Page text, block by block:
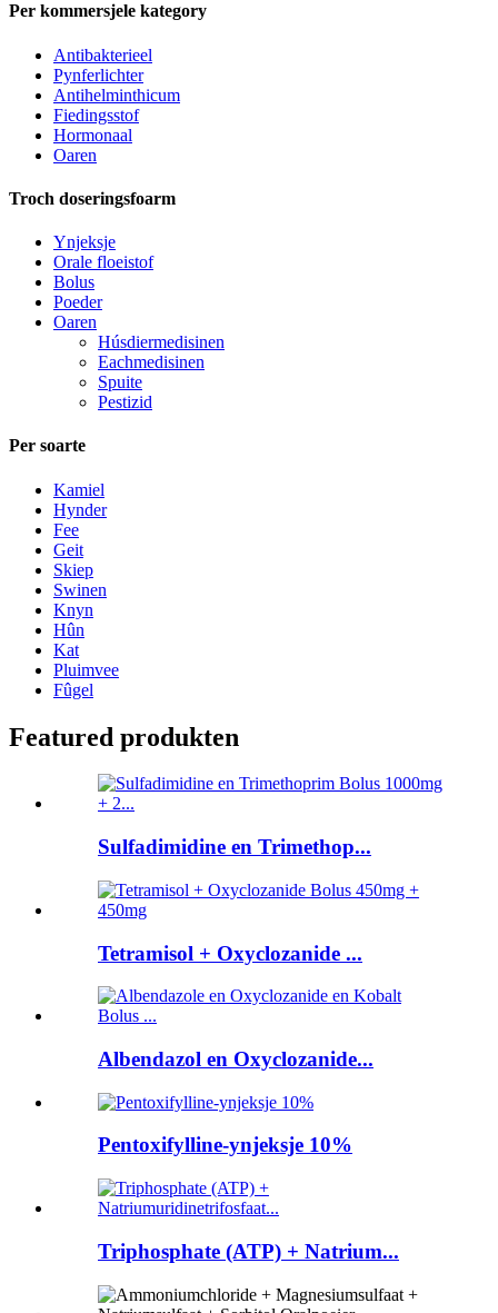
Per kommersjele kategory
Antibakterieel
Pynferlichter
Antihelminthicum
Fiedingsstof
Hormonaal
Oaren
Troch doseringsfoarm
Ynjeksje
Orale floeistof
Bolus
Poeder
Oaren
Húsdiermedisinen
Eachmedisinen
Spuite
Pestizid
Per soarte
Kamiel
Hynder
Fee
Geit
Skiep
Swinen
Knyn
Hûn
Kat
Pluimvee
Fûgel
Featured produkten
Sulfadimidine en Trimethop...
Tetramisol + Oxyclozanide ...
Albendazol en Oxyclozanide...
Pentoxifylline-ynjeksje 10%
Triphosphate (ATP) + Natrium...